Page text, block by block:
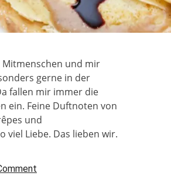
und mir
gerne in der
fallen mir immer die
ein. Feine Duftnoten von
und
viel Liebe. Das lieben wir.